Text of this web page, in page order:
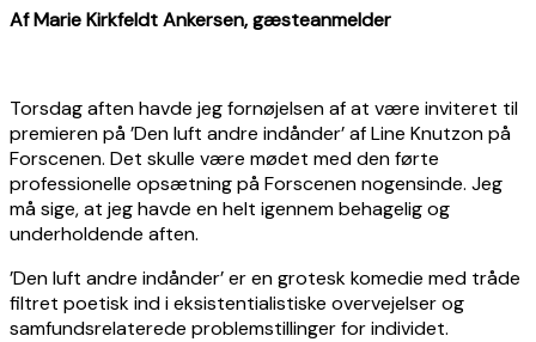
Af Marie Kirkfeldt Ankersen, gæsteanmelder
Torsdag aften havde jeg fornøjelsen af at være inviteret til
premieren på ’Den luft andre indånder’ af Line Knutzon på
Forscenen. Det skulle være mødet med den førte
professionelle opsætning på Forscenen nogensinde. Jeg
må sige, at jeg havde en helt igennem behagelig og
underholdende aften.
’Den luft andre indånder’ er en grotesk komedie med tråde
filtret poetisk ind i eksistentialistiske overvejelser og
samfundsrelaterede problemstillinger for individet.